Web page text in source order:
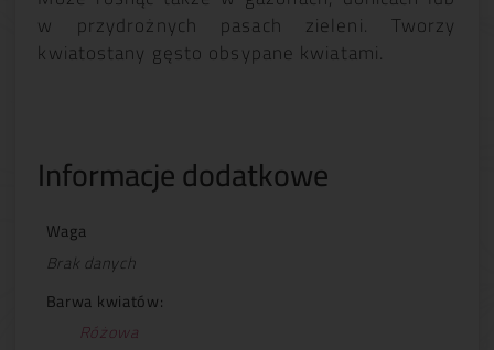
w przydrożnych pasach zieleni. Tworzy
kwiatostany gęsto obsypane kwiatami.
Informacje dodatkowe
Waga
Brak danych
Barwa kwiatów:
Różowa